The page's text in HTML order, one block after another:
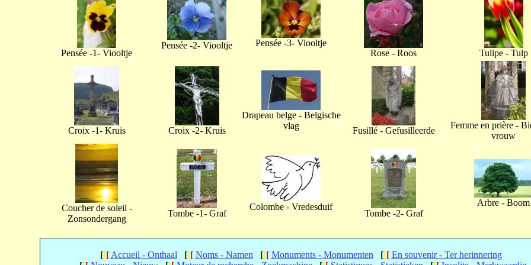
Pensée -1- Viooltje
Pensée -2- Viooltje
Pensée -3- Viooltje
Rose - Roos
Tulipe - Tulp
Croix -1- Kruis Croix -2- Kruis
Drapeau belge - Belgische
vlag
Fusillé - Gefusilleerde
Femme en prière -
vrouw
Coucher de soleil -
Zonsondergang
Tombe -1- Graf
Colombe - Vredesduif
Tombe -2- Graf
Arbre - Boom
[[[ Accueil - Onthaal [[[ Noms - Namen [[[ Monuments - Monumenten [[[ En souvenir - Ter herinnering